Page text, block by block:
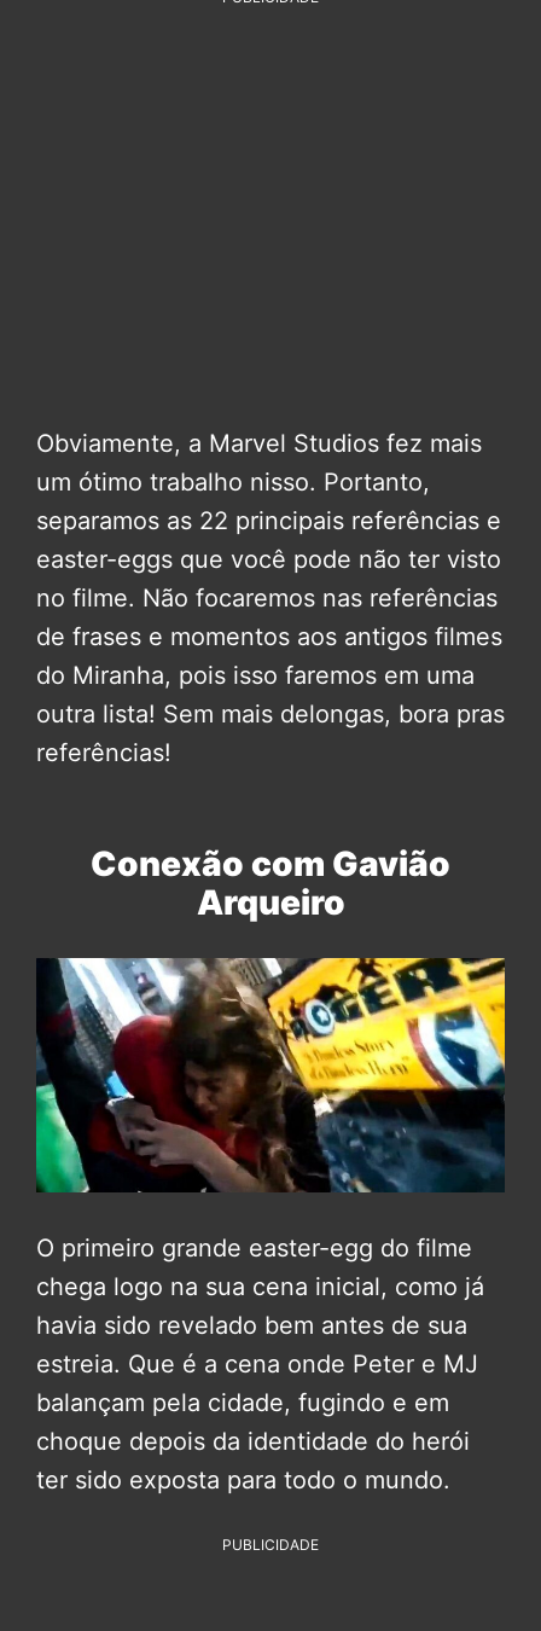
Obviamente, a Marvel Studios fez mais
um ótimo trabalho nisso. Portanto,
separamos as 22 principais referências e
easter-eggs que você pode não ter visto
no filme. Não focaremos nas referências
de frases e momentos aos antigos filmes
do Miranha, pois isso faremos em uma
outra lista! Sem mais delongas, bora pras
referências!
Conexão com Gavião
Arqueiro
O primeiro grande easter-egg do filme
chega logo na sua cena inicial, como já
havia sido revelado bem antes de sua
estreia. Que é a cena onde Peter e MJ
balançam pela cidade, fugindo e em
choque depois da identidade do herói
ter sido exposta para todo o mundo.
PUBLICIDADE